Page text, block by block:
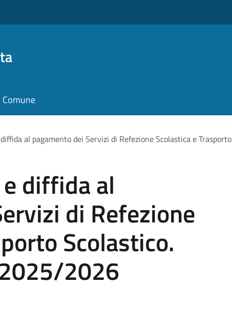
al pagamento dei Servizi di Refezione Scolastica e
diffida al
di Refezione
Scolastico.
2026